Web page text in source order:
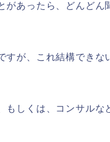
があったら、どんどん
すが、これ結構できな
もしくは、コンサルな